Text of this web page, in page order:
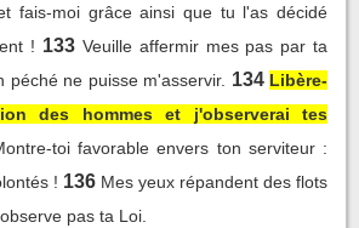
fais-moi grâce ainsi que tu l'as décidé
! 133 Veuille affermir mes pas par ta
péché ne puisse m'asservir. 134 Libère-
des hommes et j'observerai tes
toi favorable envers ton serviteur :
! 136 Mes yeux répandent des flots
pas ta Loi.